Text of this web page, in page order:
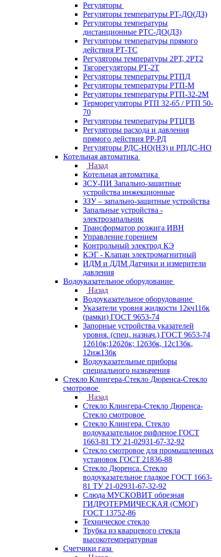
Регуляторы
Регуляторы температуры РТ-ДО(ДЗ)
Регуляторы температуры
дистанционные РТС-ДО(ДЗ)
Регуляторы температуры прямого
действия РТ-ТС
Регуляторы температуры 2РТ, 2РT2
Тягорегуляторы РТ-2Т
Регуляторы температуры РТПД
Регуляторы температуры РТП-M
Регуляторы температуры РТП-32-2М
Терморегуляторы РТП 32-65 / РТП 50-
70
Регуляторы температуры РТЦГВ
Регуляторы расхода и давления
прямого действия РР-РД
Регуляторы РДС-НО(НЗ) и РПДС-НО
Котельная автоматика
Назад
Котельная автоматика
ЗСУ-ПИ Запально-защитные
устройства инжекционные
ЗЗУ – запально-защитные устройства
Запальные устройства -
электрозапальник
Трансформатор розжига ИВН
Управление горением
Контрольный электрод КЭ
КЭГ - Клапан электромагнитный
ИДМ и ДДМ Датчики и измерители
давления
Водоуказательное оборудование
Назад
Водоуказательное оборудование
Указатели уровня жидкости 12кч11бк
(рамки) ГОСТ 9653-74
Запорные устройства указателей
уровня. (спец. назнач.) ГОСТ 9653-74
12б1бк;12б2бк; 12б3бк, 12с13бк,
12нж13бк
Водоуказательные приборы
специального назначения
Стекло Клингера-Стекло Дюренса-Стекло
смотровое
Назад
Стекло Клингера-Стекло Дюренса-
Стекло смотровое
Стекло Клингера. Стекло
водоуказательное рифленое ГОСТ
1663-81 ТУ 21-02931-67-32-92
Стекло смотровое для промышленных
установок ГОСТ 21836-88
Стекло Дюренса. Стекло
водоуказательное гладкое ГОСТ 1663-
81 ТУ 21-02931-67-32-92
Слюда МУСКОВИТ обрезная
ГИДРОТЕРМИЧЕСКАЯ (СМОГ)
ГОСТ 13752-86
Техническое стекло
Трубка из кварцевого стекла
высокотемпературная
Счетчики газа